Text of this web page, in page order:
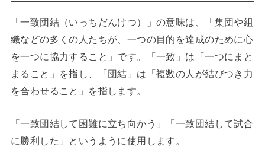
「一致団結（いっちだんけつ）」の意味は、「集団や組
織などの多くの人たちが、一つの目的を達成のために心
を一つに協力すること」です。「一致」は「一つにまと
まること」を指し、「団結」は「複数の人が結びつき力
を合わせること」を指します。
「一致団結して困難に立ち向かう」「一致団結して試合
に勝利した」というように使用します。